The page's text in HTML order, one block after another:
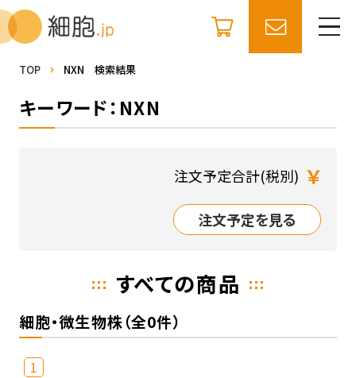
TOP NXN 検索結果
キーワード：NXN
注文予定合計(税別) ￥
注文予定を見る
すべての商品
細胞・微生物株（全0件）
1